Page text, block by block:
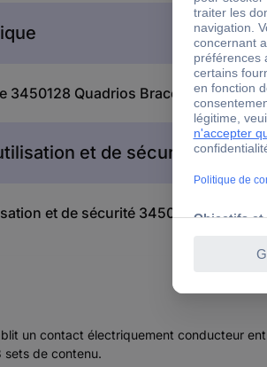
3450128 Quadrios Bracelet
et de sécurité
et de sécurité 3450128 Quadrios
un contact électriquement conducteur
de contenu.